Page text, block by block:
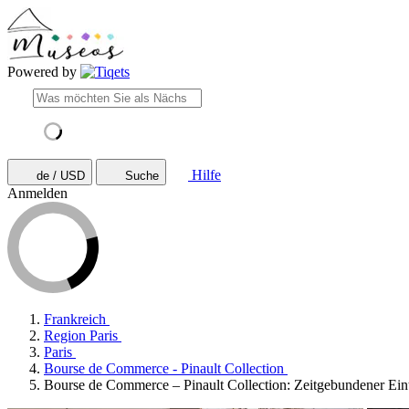
Powered by
de / USD Suche
Hilfe
Anmelden
Frankreich
Region Paris
Paris
Bourse de Commerce - Pinault Collection
Bourse de Commerce – Pinault Collection: Zeitgebundener